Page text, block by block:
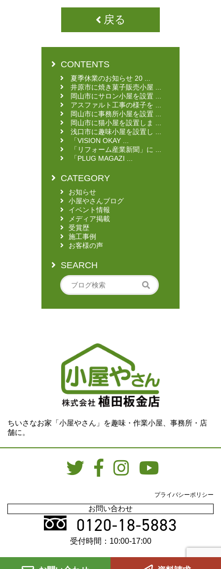
戻る
CONTENTS
夏季休業のお知らせ 20 ...
井原市に焼き菓子販売小屋 ...
岡山市にサロン小屋を設置 ...
アスファルト工事の様子を ...
岡山市に事務所小屋を設置 ...
岡山市に猫小屋を設置しま ...
浅口市に趣味小屋を設置し ...
「VISION OKAY ...
「リフォーム産業新聞」に ...
「PLUG MAGAZI ...
CATEGORY
お知らせ
小屋やさんブログ
イベント情報
メディア掲載
受賞歴
施工事例
お客様の声
SEARCH
ちいさなお家「小屋やさん」を趣味・作業小屋、事務所・店
舗に。
プライバシーポリシー
お問い合わせ
0120-18-5883
受付時間：10:00-17:00